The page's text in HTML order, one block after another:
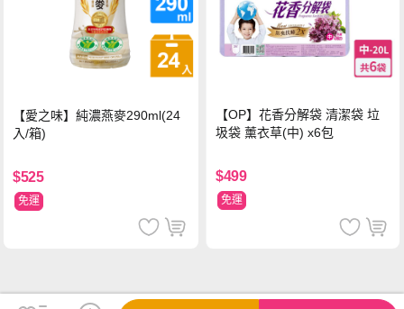
【愛之味】純濃燕麥290ml(24
入/箱)
$525
免運
【OP】花香分解袋 清潔袋 垃
圾袋 薰衣草(中) x6包
$499
免運